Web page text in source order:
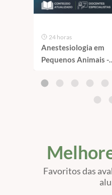
24 horas
Anestesiologia em
Pequenos Animais -
100% Presencial
Favoritos das